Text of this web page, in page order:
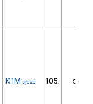
K1M sjezd 105. 5/ZS